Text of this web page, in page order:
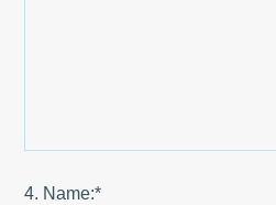
4. Name:*